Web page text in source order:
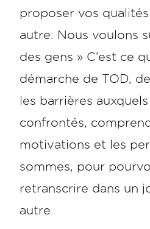
proposer vos
autre. Nous voulons
des gens » C’est ce
démarche de TOD,
les barrières
confrontés,
motivations et les
sommes, pour
retranscrire dans un
autre.